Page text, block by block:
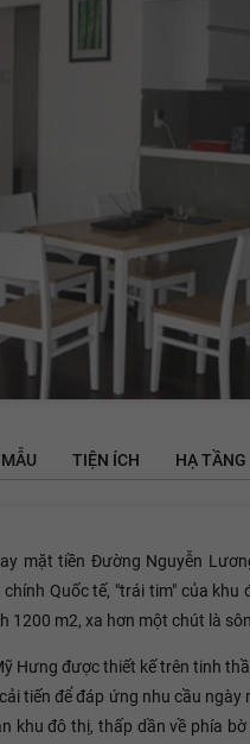
TIỆN ÍCH HẠ TẦNG
mặt tiền Đường Nguyễn
Quốc tế, "trái tim" của khu
1200 m2, xa hơn một chút là
Hưng được thiết kế trên tinh
tiến để đáp ứng nhu cầu
khu đô thị, thấp dần về phía